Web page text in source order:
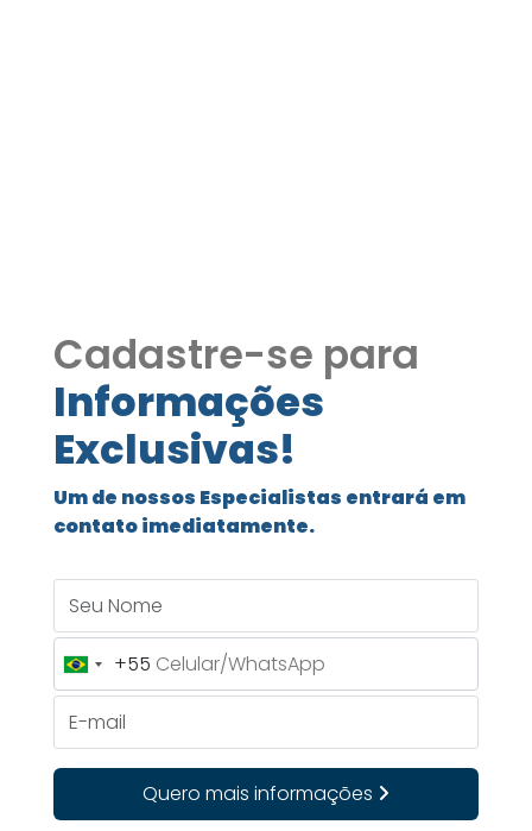
Cadastre-se para
Informações
Exclusivas!
Um de nossos Especialistas entrará em
contato imediatamente.
Brazil
+55
+55
Quero mais informações